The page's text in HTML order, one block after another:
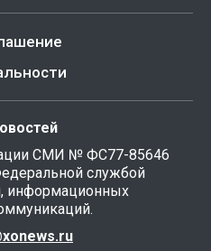
СМИ № ФС77-85646
службой
информационных